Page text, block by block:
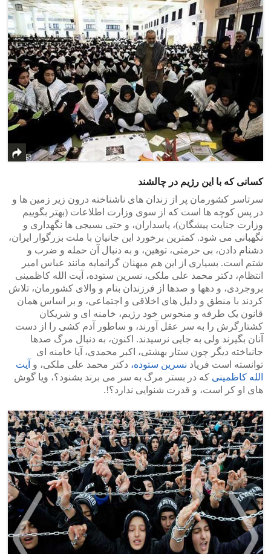
کسانی که با این رژیم در چالشند
سرتاسر کشورمان پر از زندان های ناشناخته درون زیر زمین ها و
در پس کوچه ها است که از سوی وزارت اطلاعات (بهتر بگوییم
وزارت جنایت پیشگان)، پاسداران، و حتی بسیجی ها نگهداری و
نگهبانی می شود. کمترین برخورد این جانیان با ملت بزرگوار ایران،
دشنام دادن، بی حرمتی، توهین، و به دنبال آن حمله و ضرب و
شتم است. بسیاری از این هم میهنان گرانمایه مانند عباس امیر
انتظام، دکتر محمد علی ملکی، نسرین ستوده، آیت الله کاظمینی
بروجردی، و دهها و صدها از فرزندان بنام و والای کشورمان، تلاش
کردند با منطق و دلیل های اخلاقی و اجتماعی، و بر اساس همان
قانون یک طرفه و منحوس خود رژیم، خامنه ای و شریکان
کشتارگرش را به سر عقل آورند، و ساطور آدم کشی را از دست
آنان بگیرند ولی به جایی نرسیدند. اکنون، به دنبال مرگ صدها
جانباخته دیگر چون ستار بهشتی، اکبر محمدی، آیا خامنه ای
توانسته است فریاد نسرین ستوده، دکتر محمد علی ملکی، و آیت
الله کاظمینی که در بستر مرگ به سر می برند بشنود؟، ویا گوش
های او کر است، و قدرت شنوایی ندارد؟!.